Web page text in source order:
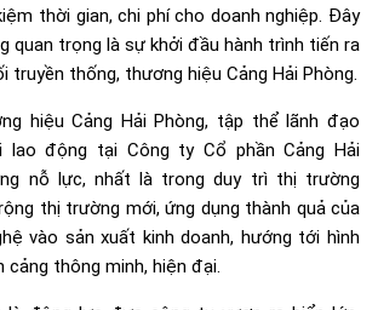
thời gian, chi phí cho doanh nghiệp. Đây
quan trọng là sự khởi đầu hành trình tiến ra
truyền thống, thương hiệu Cảng Hải Phòng.
hiệu Cảng Hải Phòng, tập thể lãnh đạo
lao động tại Công ty Cổ phần Cảng Hải
nỗ lực, nhất là trong duy trì thị trường
thị trường mới, ứng dụng thành quả của
vào sản xuất kinh doanh, hướng tới hình
cảng thông minh, hiện đại.